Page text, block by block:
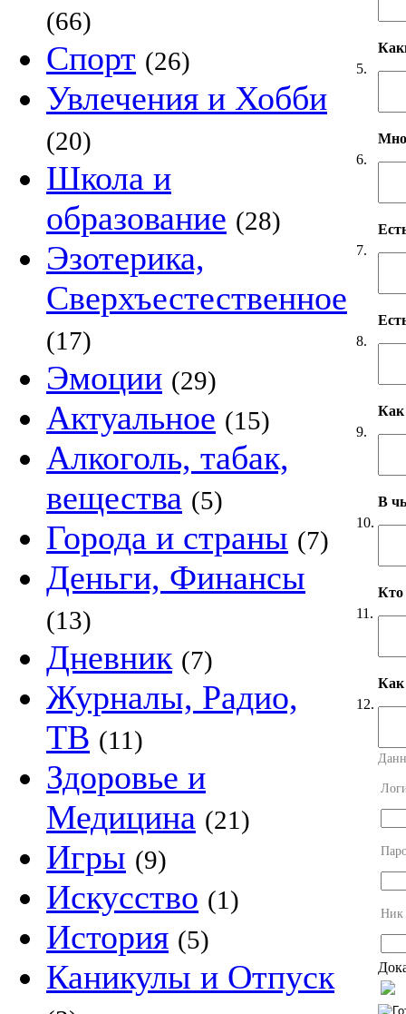
(66)
Спорт (26)
Увлечения и Хобби
(20)
Школа и
образование (28)
Эзотерика,
Сверхъестественное
(17)
Эмоции (29)
Актуальное (15)
Алкоголь, табак,
вещества (5)
Города и страны (7)
Деньги, Финансы
(13)
Дневник (7)
Журналы, Радио,
ТВ (11)
Здоровье и
Медицина (21)
Игры (9)
Искусство (1)
История (5)
Каникулы и Отпуск
5.
6.
7.
8.
9.
Как
10.
В
11.
Кто
12.
Как
Ник